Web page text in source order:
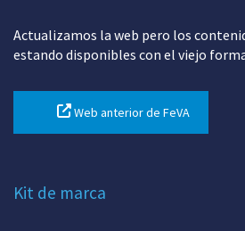
Actualizamos la web pero los
estando disponibles con el viejo
Web anterior de FeVA
Kit de marca